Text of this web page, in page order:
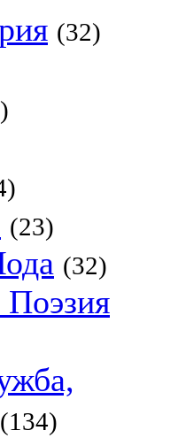
(32)
(23)
(32)
Поэзия
(134)